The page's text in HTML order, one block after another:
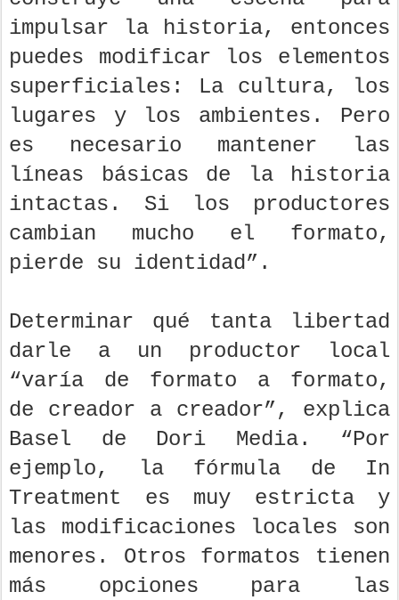
impulsar la historia, entonces
puedes modificar los elementos
superficiales: La cultura, los
lugares y los ambientes. Pero
es necesario mantener las
líneas básicas de la historia
intactas. Si los productores
cambian mucho el formato,
pierde su identidad”.
Determinar qué tanta libertad
darle a un productor local
“varía de formato a formato,
de creador a creador”, explica
Basel de Dori Media. “Por
ejemplo, la fórmula de In
Treatment es muy estricta y
las modificaciones locales son
menores. Otros formatos tienen
más opciones para las